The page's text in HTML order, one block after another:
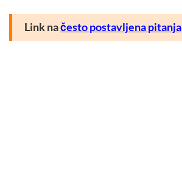
Link načesto postavljena pitanja